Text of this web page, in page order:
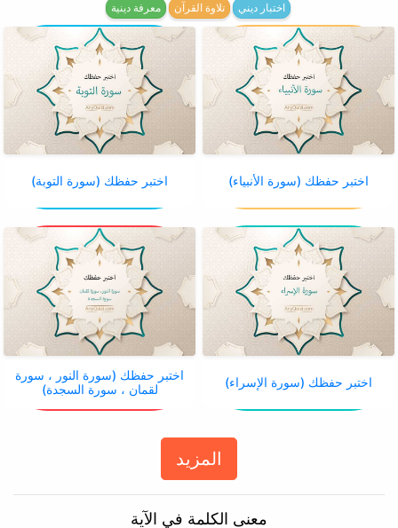
معرفة دينية تلاوة القرآن اختبار ديني
اختبر حفظك (سورة التوبة) اختبر حفظك (سورة الأنبياء)
اختبر حفظك (سورة النور ، سورة
لقمان ، سورة السجدة)
اختبر حفظك (سورة الإسراء)
المزيد
معنى الكلمة في الآية